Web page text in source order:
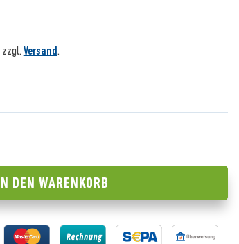
zzgl.Versand.
DEN WARENKORB